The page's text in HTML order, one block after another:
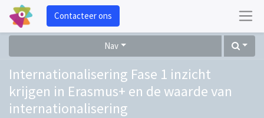
Contacteer ons
Nav
Internationalisering Fase 1 inzicht
krijgen in Erasmus+ en de waarde van
internationalisering